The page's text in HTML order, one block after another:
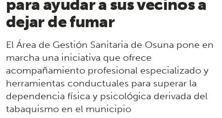
dejar de fumar
El Área de Gestión Sanitaria de Osuna pone en
marcha una iniciativa que ofrece
acompañamiento profesional especializado y
herramientas conductuales para superar la
dependencia física y psicológica derivada del
tabaquismo en el municipio